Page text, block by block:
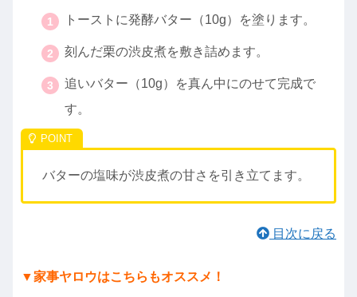
トーストに発酵バター（10g）を塗ります。
刻んだ栗の渋皮煮を敷き詰めます。
追いバター（10g）を真ん中にのせて完成で
す。
バターの塩味が渋皮煮の甘さを引き立てます。
目次に戻る
▼家事ヤロウはこちらもオススメ！